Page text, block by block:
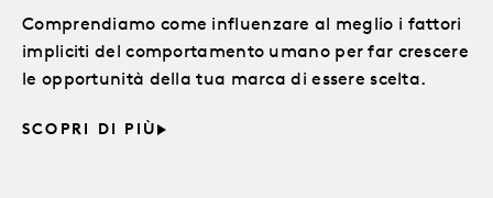
Comprendiamo come influenzare al meglio i fattori
impliciti del comportamento umano per far crescere
le opportunità della tua marca di essere scelta.
SCOPRI DI PIÙ